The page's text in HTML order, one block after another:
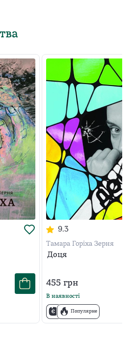
9.3
Тамара Горіха Зерня
Доця
455грн
В наявності
Популярне